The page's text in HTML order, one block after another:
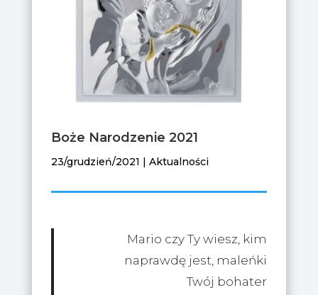
Boże Narodzenie 2021
23/grudzień/2021 Aktualności
Mario czy Ty wiesz, kim
naprawdę jest, maleńki
Twój bohater